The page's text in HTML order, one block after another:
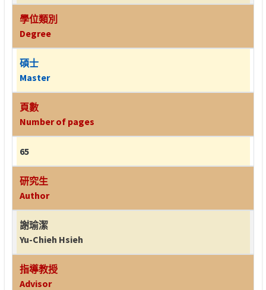
學位類別
Degree
碩士
Master
頁數
Number of pages
65
研究生
Author
謝瑜潔
Yu-Chieh Hsieh
指導教授
Advisor